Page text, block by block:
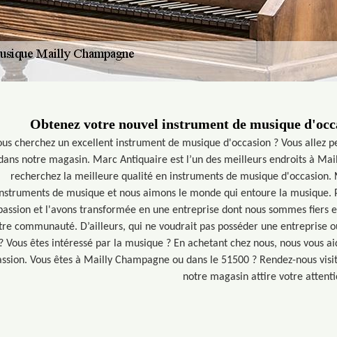
Obtenez votre nouvel instrument de musique
cherchez un excellent instrument de musique d'occasion ? Vous
notre magasin. Marc Antiquaire est l’un des meilleurs endroits à
recherchez la meilleure qualité en instruments de musique d'occasion.
de musique et nous aimons le monde qui entoure la
et l'avons transformée en une entreprise dont nous sommes fiers
communauté. D’ailleurs, qui ne voudrait pas posséder une
? Vous êtes intéressé par la musique ? En achetant chez nous, nous vous
Vous êtes à Mailly Champagne ou dans le 51500 ? Rendez-nous
notre magasin attire votre